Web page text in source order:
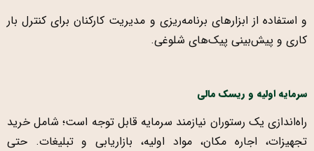
و استفاده از ابزارهای برنامه‌ریزی و مدیریت کارکنان برای کنترل بار
کاری و پیش‌بینی پیک‌های شلوغی.
سرمایه اولیه و ریسک مالی
راه‌اندازی یک رستوران نیازمند سرمایه قابل توجه است؛ شامل خرید
تجهیزات، اجاره مکان، مواد اولیه، بازاریابی و تبلیغات. حتی